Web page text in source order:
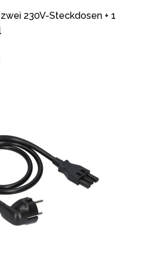
230V-Steckdosen + 1